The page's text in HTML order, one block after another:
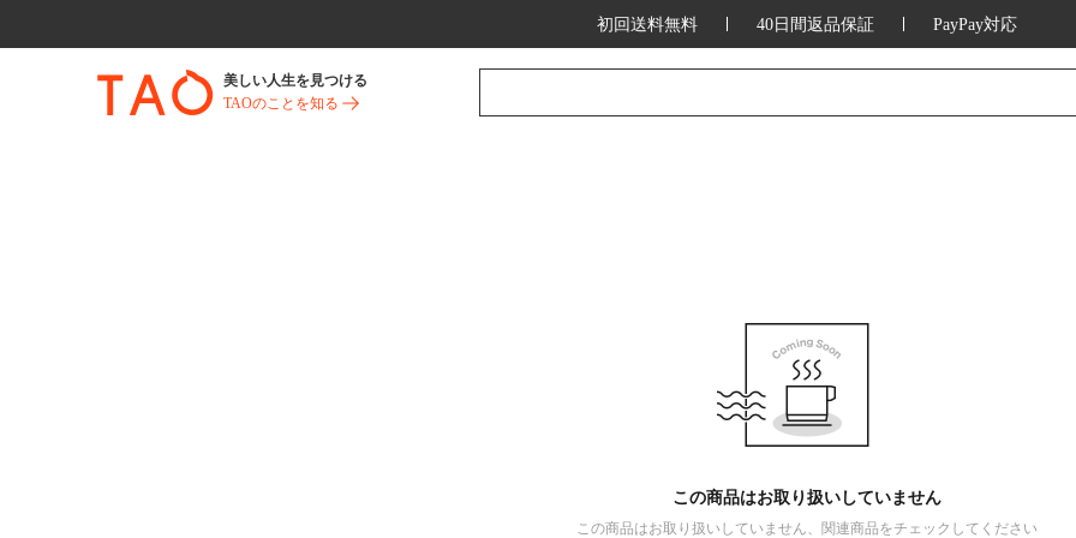
初回送料無料 40日間返品保証 PayPay対応
美しい人生を見つける
TAOのことを知る
この商品はお取り扱いしていません
この商品はお取り扱いしていません、関連商品をチェックしてください